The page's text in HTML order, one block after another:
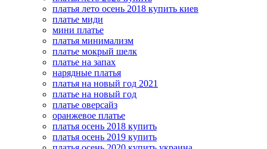
платья лето осень 2018 купить киев
платье миди
мини платье
платья минимализм
платье мокрый шелк
платье на запах
нарядные платья
платья на новый год 2021
платье на новый год
платье оверсайз
оранжевое платье
платья осень 2018 купить
платья осень 2019 купить